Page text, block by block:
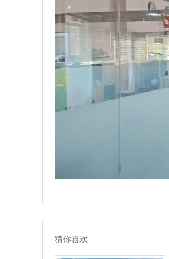
猜你喜欢